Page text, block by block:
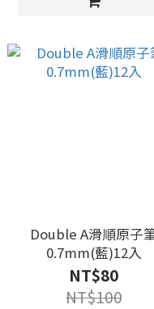
Double A滑順原子
0.7mm(藍)12入
NT$80
NT$100